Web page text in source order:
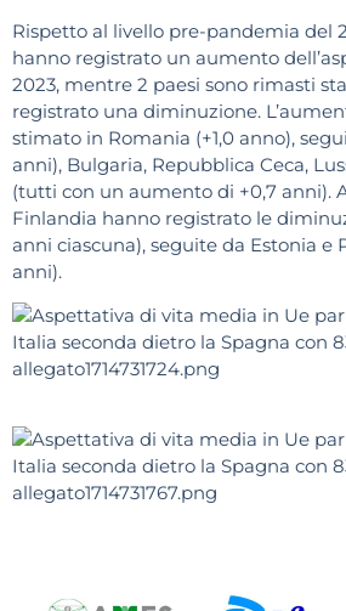
Rispetto al livello pre-pandemia del
hanno registrato un aumento
2023, mentre 2 paesi sono rimasti
registrato una diminuzione.
stimato in Romania (+1,0 anno),
anni), Bulgaria, Repubblica Ceca,
(tutti con un aumento di +0,7 anni).
Finlandia hanno registrato le
anni ciascuna), seguite da Estonia e
anni).